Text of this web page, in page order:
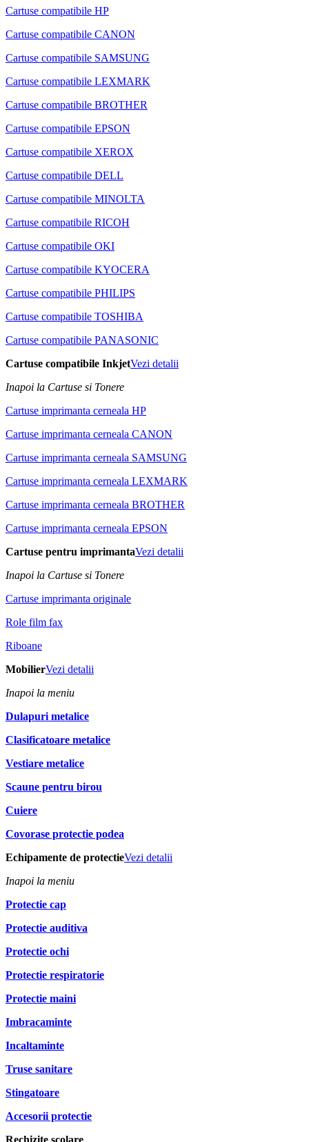
Cartuse compatibile HP
Cartuse compatibile CANON
Cartuse compatibile SAMSUNG
Cartuse compatibile LEXMARK
Cartuse compatibile BROTHER
Cartuse compatibile EPSON
Cartuse compatibile XEROX
Cartuse compatibile DELL
Cartuse compatibile MINOLTA
Cartuse compatibile RICOH
Cartuse compatibile OKI
Cartuse compatibile KYOCERA
Cartuse compatibile PHILIPS
Cartuse compatibile TOSHIBA
Cartuse compatibile PANASONIC
Cartuse compatibile InkjetVezi detalii
Inapoi la Cartuse si Tonere
Cartuse imprimanta cerneala HP
Cartuse imprimanta cerneala CANON
Cartuse imprimanta cerneala SAMSUNG
Cartuse imprimanta cerneala LEXMARK
Cartuse imprimanta cerneala BROTHER
Cartuse imprimanta cerneala EPSON
Cartuse pentru imprimantaVezi detalii
Inapoi la Cartuse si Tonere
Cartuse imprimanta originale
Role film fax
Riboane
MobilierVezi detalii
Inapoi la meniu
Dulapuri metalice
Clasificatoare metalice
Vestiare metalice
Scaune pentru birou
Cuiere
Covorase protectie podea
Echipamente de protectieVezi detalii
Inapoi la meniu
Protectie cap
Protectie auditiva
Protectie ochi
Protectie respiratorie
Protectie maini
Imbracaminte
Incaltaminte
Truse sanitare
Stingatoare
Accesorii protectie
Rechizite scolare